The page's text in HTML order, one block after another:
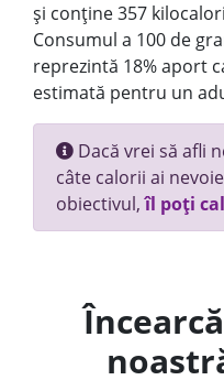
și conține 357
Consumul a 100 de
reprezintă 18% aport
estimată pentru un
Dacă vrei să afli
câte calorii ai
obiectivul,îl poți